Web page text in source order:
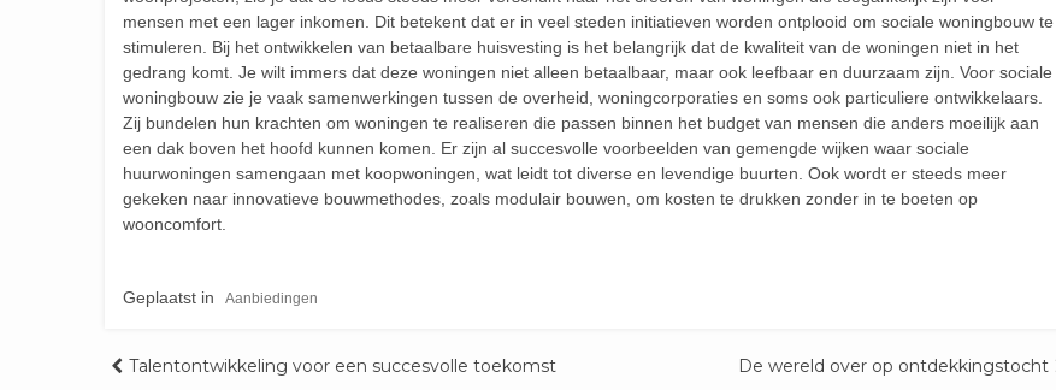
mensen met een lager inkomen. Dit betekent dat er in veel steden initiatieven worden ontplooid om sociale woningbouw te
stimuleren. Bij het ontwikkelen van betaalbare huisvesting is het belangrijk dat de kwaliteit van de woningen niet in het
gedrang komt. Je wilt immers dat deze woningen niet alleen betaalbaar, maar ook leefbaar en duurzaam zijn. Voor sociale
woningbouw zie je vaak samenwerkingen tussen de overheid, woningcorporaties en soms ook particuliere ontwikkelaars.
Zij bundelen hun krachten om woningen te realiseren die passen binnen het budget van mensen die anders moeilijk aan
een dak boven het hoofd kunnen komen. Er zijn al succesvolle voorbeelden van gemengde wijken waar sociale
huurwoningen samengaan met koopwoningen, wat leidt tot diverse en levendige buurten. Ook wordt er steeds meer
gekeken naar innovatieve bouwmethodes, zoals modulair bouwen, om kosten te drukken zonder in te boeten op
wooncomfort.
Geplaatst in Aanbiedingen
Bericht
Talentontwikkeling voor een succesvolle toekomst De wereld over op ontdekkingstocht